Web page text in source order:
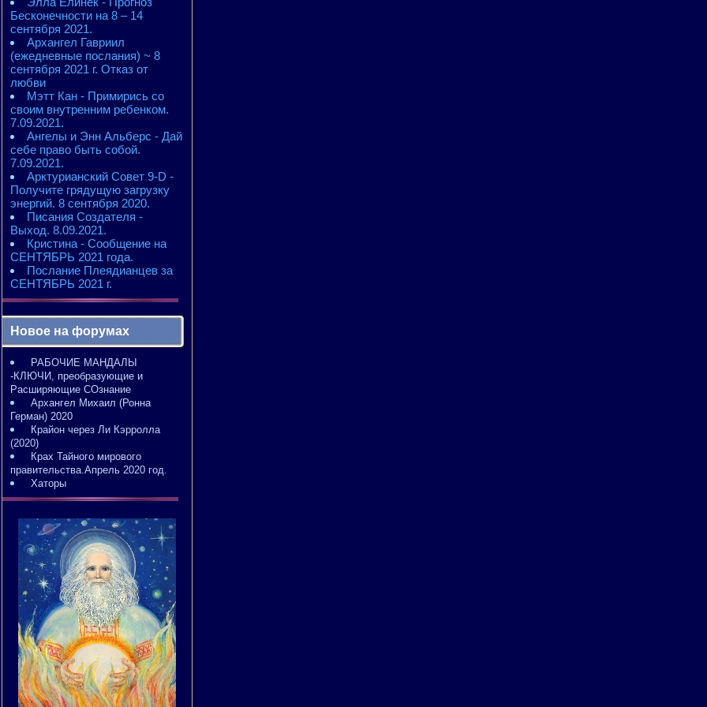
Бесконечности на 8 – 14
сентября 2021.
Архангел Гавриил
(ежедневные послания) ~ 8
сентября 2021 г. Отказ от
любви
Мэтт Кан - Примирись со
своим внутренним ребенком.
7.09.2021.
Ангелы и Энн Альберс - Дай
себе право быть собой.
7.09.2021.
Арктурианский Совет 9-D -
Получите грядущую загрузку
энергий. 8 сентября 2020.
Писания Создателя -
Выход. 8.09.2021.
Кристина - Сообщение на
СЕНТЯБРЬ 2021 года.
Послание Плеядианцев за
СЕНТЯБРЬ 2021 г.
Новое на форумах
РАБОЧИЕ МАНДАЛЫ
-КЛЮЧИ, преобразующие и
Расширяющие СОзнание
Архангел Михаил (Ронна
Герман) 2020
Крайон через Ли Кэрролла
(2020)
Крах Тайного мирового
правительства.Апрель 2020 год.
Хаторы